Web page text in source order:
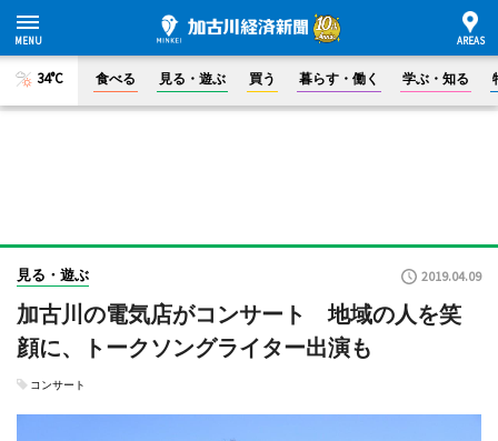
34°C 食べる 見る・遊ぶ 買う 暮らす・働く 学ぶ・知る
見る・遊ぶ 2019.04.09
加古川の電気店がコンサート 地域の人を笑
顔に、トークソングライター出演も
コンサート